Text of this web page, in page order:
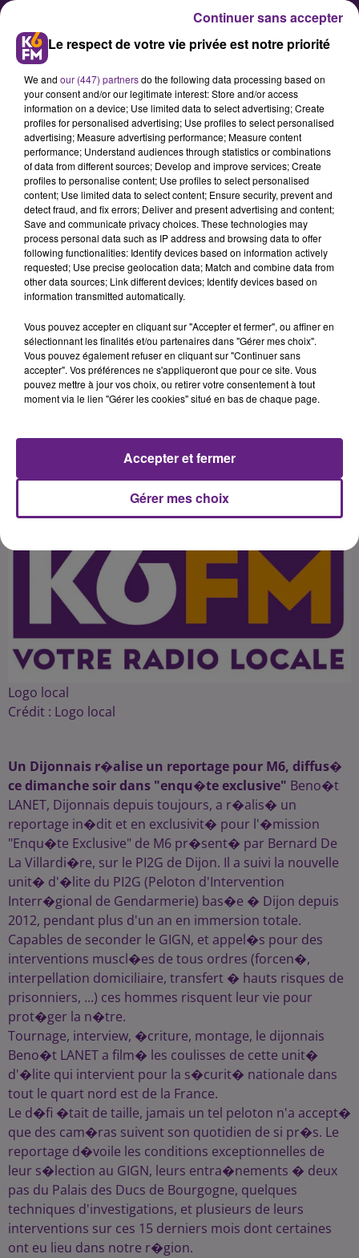
Un Dijonnais réalise un
reportage pour M6 dans
"enquête exclusive"
Un Dijonnais réalise un reportage
pour M6. Il a été diffusé ce
dimanche soir dans "enquête
depuis toujours, a réalisé un
reportage inédit et en exclusivité
pour l'émission "Enquête Exclusive"
de M6 présenté par Bernard De La
Publié : 16 novembre 2014 à 13h39 par Franck Pelloux
Logo local
Crédit : Logo local
Un Dijonnais r�alise un reportage pour M6, diffus�
ce dimanche soir dans "enqu�te exclusive" Beno�t
LANET, Dijonnais depuis toujours, a r�alis� un
reportage in�dit et en exclusivit� pour l'�mission
"Enqu�te Exclusive" de M6 pr�sent� par Bernard De
La Villardi�re, sur le PI2G de Dijon. Il a suivi la nouvelle
unit� d'�lite du PI2G (Peloton d'Intervention
Interr�gional de Gendarmerie) bas�e � Dijon depuis
2012, pendant plus d'un an en immersion totale.
Capables de seconder le GIGN, et appel�s pour des
interventions muscl�es de tous ordres (forcen�,
interpellation domiciliaire, transfert � hauts risques de
prisonniers, ...) ces hommes risquent leur vie pour
prot�ger la n�tre.
Tournage, interview, �criture, montage, le dijonnais
Beno�t LANET a film� les coulisses de cette unit�
d'�lite qui intervient pour la s�curit� nationale dans
tout le quart nord est de la France.
Le d�fi �tait de taille, jamais un tel peloton n'a accept�
que des cam�ras suivent son quotidien de si pr�s. Le
reportage d�voile les conditions exceptionnelles de
leur s�lection au GIGN, leurs entra�nements � deux
pas du Palais des Ducs de Bourgogne, quelques
techniques d'investigations, et plusieurs de leurs
interventions sur ces 15 derniers mois dont certaines
ont eu lieu dans notre r�gion.
Le respect de votre vie privée est notre priorité
We and our (447) partnersdo the following data processing based on
your consent and/or our legitimate interest: Store and/or access
information on a device; Use limited data to select advertising; Create
profiles for personalised advertising; Use profiles to select personalised
advertising; Measure advertising performance; Measure content
performance; Understand audiences through statistics or combinations
of data from different sources; Develop and improve services; Create
profiles to personalise content; Use profiles to select personalised
content; Use limited data to select content; Ensure security, prevent and
detect fraud, and fix errors; Deliver and present advertising and content;
Save and communicate privacy choices. These technologies may
process personal data such as IP address and browsing data to offer
following functionalities: Identify devices based on information actively
requested; Use precise geolocation data; Match and combine data from
other data sources; Link different devices; Identify devices based on
information transmitted automatically.
Vous pouvez accepter en cliquant sur "Accepter et fermer", ou affiner en
sélectionnant les finalités et/ou partenaires dans "Gérer mes choix".
Vous pouvez également refuser en cliquant sur "Continuer sans
accepter". Vos préférences ne s'appliqueront que pour ce site. Vous
pouvez mettre à jour vos choix, ou retirer votre consentement à tout
moment via le lien "Gérer les cookies" situé en bas de chaque page.
Gérer mes choix
Accepter et fermer
Continuer sans accepter